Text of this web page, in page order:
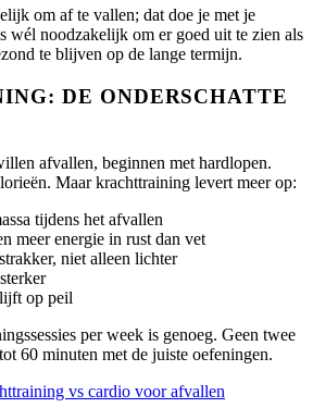
om af te vallen; dat doe je met je
wél noodzakelijk om er goed uit te zien als
te blijven op de lange termijn.
DE ONDERSCHATTE
afvallen, beginnen met hardlopen.
Maar krachttraining levert meer op:
tijdens het afvallen
meer energie in rust dan vet
niet alleen lichter
op peil
per week is genoeg. Geen twee
60 minuten met de juiste oefeningen.
vs cardio voor afvallen